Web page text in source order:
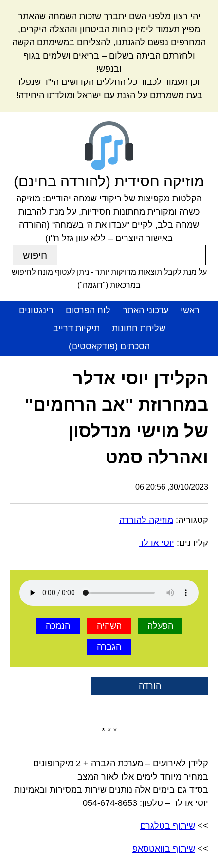
יהי רצון מלפני השם יתברך שזכות השמחה שהאתר
מפיץ תעמוד לימין כוחות הביטחון וההצלה היקרים,
המחרפים נפשם להגנתנו, להצליחם במשימתם הקשה
ולחזרתם הביתה בשלום – בריאים ושלמים בגוף
ובנפש!
וכן תעמוד לכבוד כל החללים הקדושים הי"ד שנפלו
בעת משמרתם על הגנת עם ישראל ומולדתו היחידה!
מוזיקה חסידית (להורדה בחינם)
הקלטות מקפיצות של ריקודי שמחה יהודיים: מוזיקה
כשרה ומקורית מחתונות חסידיות, על מנת להרבות
שמחה בלב, לקיים "עבדו את ה' בשמחה" (ההורדה
באישור היוצרים – ללא עוון גזל ח"ו)
על מנת לקבל תוצאות מדויקות יותר - ניתן לעטוף מונח לחיפוש
במרכאות ("דוגמה")
ראשי עדכוני האתר לוח הפרסום
רינגטונים
שליחת חתונות
תיקיות דרייב
הסכתים (פודקאסטים)
הקלידן יוסי אדלר
במחרוזת "אב הרחמים"
של מוישי מנדלסון
ואהרלה סמט
30/10/2023, 06:20:56
קטגוריה: מוזיקה להורדה
קלידנים: יוסי אדלר
הפעלה השהיה הנמכה
הגברה
הורדה
* * *
קלידן לאירועים – מערכת הגברה + 2 מיקרופונים
במחיר מיוחד לימים אלו לאור המצב
בס"ד גם בימים אלה נותנים שירות במסירות ובאמינות
יוסי אדלר – טלפון: 054-674-8653
>> שיתוף בטלגרם
>> שיתוף בוואטסאפ